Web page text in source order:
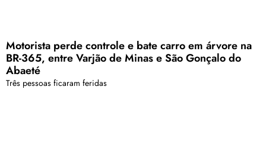
Motorista perde controle e bate carro em árvore na
BR-365, entre Varjão de Minas e São Gonçalo do
Abaeté
Três pessoas ficaram feridas